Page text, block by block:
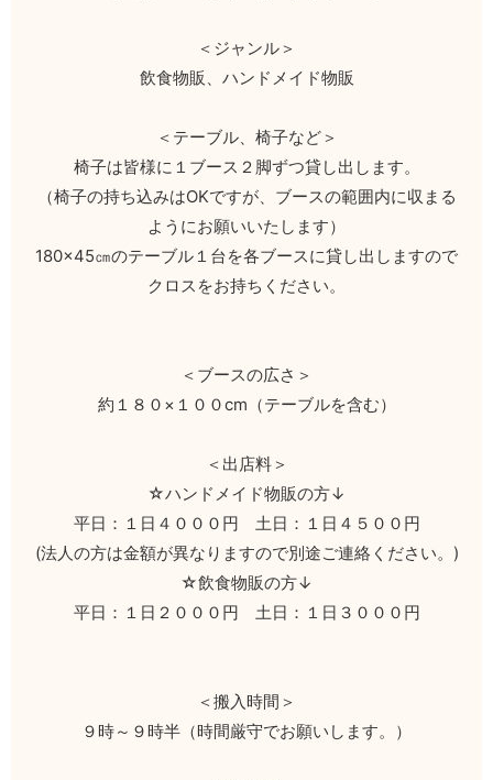
＜ジャンル＞
飲食物販、ハンドメイド物販
＜テーブル、椅子など＞
椅子は皆様に１ブース２脚ずつ貸し出します。
（椅子の持ち込みはOKですが、ブースの範囲内に収まる
ようにお願いいたします）
180×45㎝のテーブル１台を各ブースに貸し出しますので
クロスをお持ちください。
＜ブースの広さ＞
約１８０×１００cm（テーブルを含む）
＜出店料＞
☆ハンドメイド物販の方↓
平日：１日４０００円 土日：１日４５００円
(法人の方は金額が異なりますので別途ご連絡ください。)
☆飲食物販の方↓
平日：１日２０００円 土日：１日３０００円
＜搬入時間＞
９時～９時半（時間厳守でお願いします。）